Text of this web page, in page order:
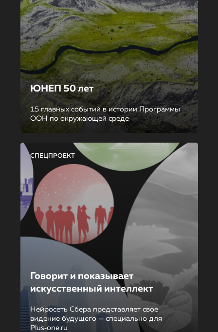
ЮНЕП 50 лет
15 главных событий в истории Программы
ООН по окружающей среде
СПЕЦПРОЕКТ
Говорит и показывает
искусственный интеллект
Нейросеть Сбера представляет свое
видение будущего — специально для
Plus‑one.ru